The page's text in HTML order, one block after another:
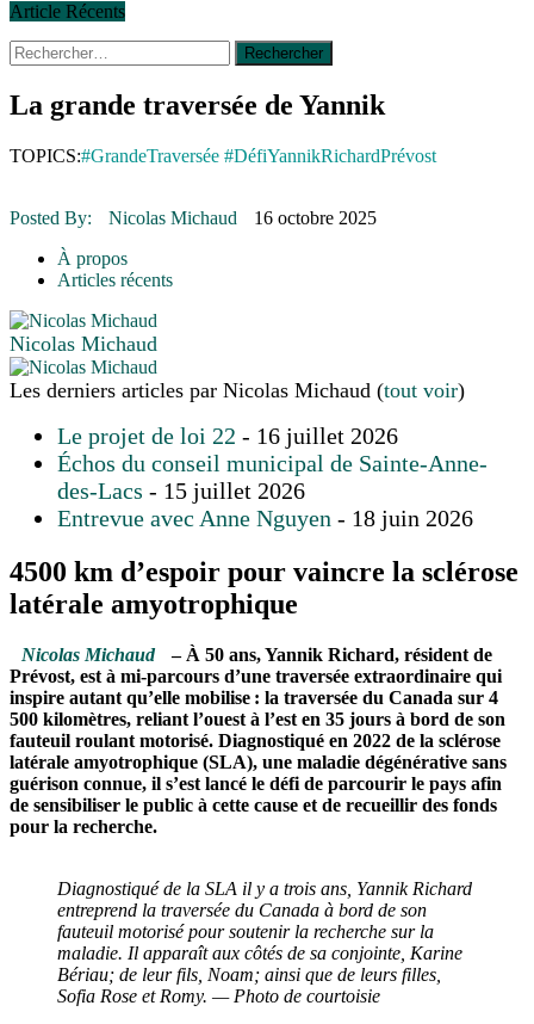
Article Récents
14 octobre 2015
La course de boîtes à savon du club
Le rendez-vous des bolides
30 juin 2015 | Fantaisie et créativité en mode jeunesse
16 juillet 2026 | CULTURE
16 juillet 2026 | COMMUNAUTAIRE
Rechercher :
La grande traversée de Yannik
TOPICS:#GrandeTraversée #DéfiYannikRichardPrévost
Posted By: Nicolas Michaud
16 octobre 2025
À propos
Articles récents
Nicolas Michaud
Les derniers articles par Nicolas Michaud (tout voir)
Le projet de loi 22 - 16 juillet 2026
Échos du conseil municipal de Sainte-Anne-
des-Lacs - 15 juillet 2026
Entrevue avec Anne Nguyen - 18 juin 2026
4500 km d’espoir pour vaincre la sclérose
latérale amyotrophique
Nicolas Michaud
– À 50 ans, Yannik Richard, résident de
Prévost, est à mi-parcours d’une traversée extraordinaire qui
inspire autant qu’elle mobilise : la traversée du Canada sur 4
500 kilomètres, reliant l’ouest à l’est en 35 jours à bord de son
fauteuil roulant motorisé. Diagnostiqué en 2022 de la sclérose
latérale amyotrophique (SLA), une maladie dégénérative sans
guérison connue, il s’est lancé le défi de parcourir le pays afin
de sensibiliser le public à cette cause et de recueillir des fonds
pour la recherche.
Diagnostiqué de la SLA il y a trois ans, Yannik Richard
entreprend la traversée du Canada à bord de son
fauteuil motorisé pour soutenir la recherche sur la
maladie. Il apparaît aux côtés de sa conjointe, Karine
Bériau; de leur fils, Noam; ainsi que de leurs filles,
Sofia Rose et Romy. — Photo de courtoisie